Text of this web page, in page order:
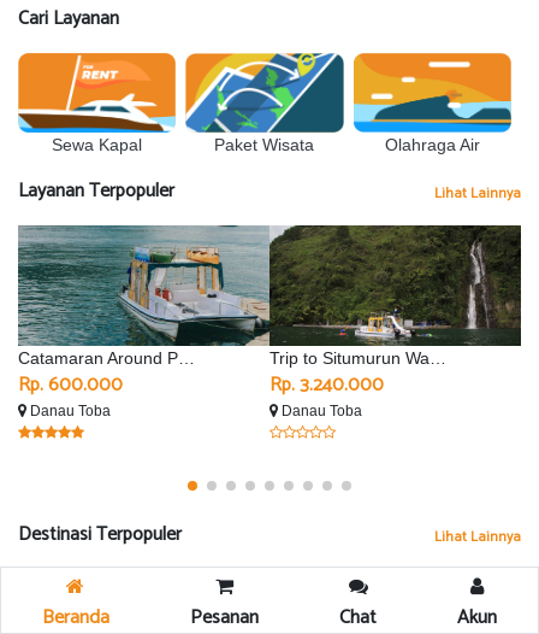
Cari Layanan
Sewa Kapal Paket Wisata Olahraga Air
Layanan Terpopuler Lihat Lainnya
Rp. 600.000
Danau Toba
Rp. 3.240.000
Danau Toba
Destinasi Terpopuler Lihat Lainnya
Beranda Pesanan Chat Akun